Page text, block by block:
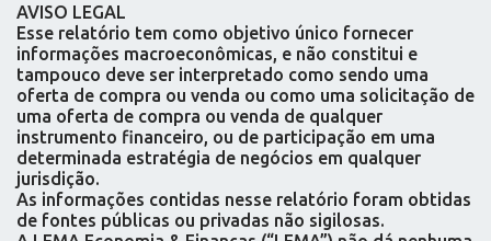
AVISO LEGAL
Esse relatório tem como objetivo único fornecer
informações macroeconômicas, e não constitui e
tampouco deve ser interpretado como sendo uma
oferta de compra ou venda ou como uma solicitação de
uma oferta de compra ou venda de qualquer
instrumento financeiro, ou de participação em uma
determinada estratégia de negócios em qualquer
jurisdição.
As informações contidas nesse relatório foram obtidas
de fontes públicas ou privadas não sigilosas.